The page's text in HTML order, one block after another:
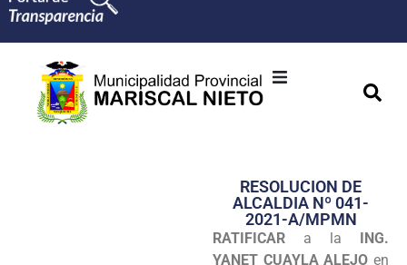
Transparencia
Seguridad
RESOLUCION DE
ALCALDIA Nº 041-
2021-A/MPMN
RATIFICAR a la ING.
YANET CUAYLA ALEJO en